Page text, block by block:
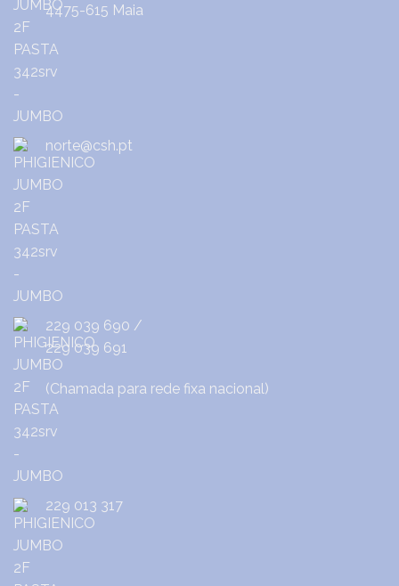
4475-615 Maia
norte@csh.pt
229 039 690 /
229 039 691
(Chamada para rede fixa nacional)
229 013 317